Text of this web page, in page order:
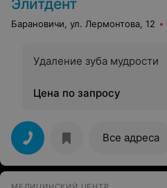
Элитдент
Барановичи, ул. Лермонтова, 12
Удаление зуба мудрости
Цена по запросу
Все адреса